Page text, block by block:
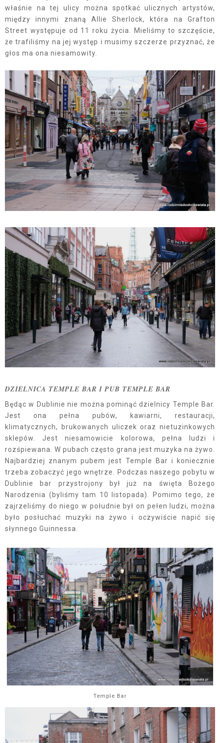
właśnie na tej ulicy można spotkać ulicznych artystów,
między innymi znaną Allie Sherlock, która na Grafton
Street występuje od 11 roku życia. Mieliśmy to szczęście,
że trafiliśmy na jej występ i musimy szczerze przyznać, że
głos ma ona niesamowity.
DZIELNICA TEMPLE BAR I PUB TEMPLE BAR
Będąc w Dublinie nie można pominąć dzielnicy Temple Bar.
Jest ona pełna pubów, kawiarni, restauracji,
klimatycznych, brukowanych uliczek oraz nietuzinkowych
sklepów. Jest niesamowicie kolorowa, pełna ludzi i
rozśpiewana. W pubach często grana jest muzyka na żywo.
Najbardziej znanym pubem jest Temple Bar i koniecznie
trzeba zobaczyć jego wnętrze. Podczas naszego pobytu w
Dublinie bar przystrojony był już na święta Bożego
Narodzenia (byliśmy tam 10 listopada). Pomimo tego, że
zajrzeliśmy do niego w południe był on pełen ludzi, można
było posłuchać muzyki na żywo i oczywiście napić się
słynnego Guinnessa.
Temple Bar